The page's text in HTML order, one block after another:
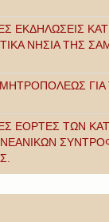
ΕΚΔΗΛΩΣΕΙΣ
ΝΗΣΙΑ ΤΗΣ
ΕΟΡΤΕΣ ΤΩΝ